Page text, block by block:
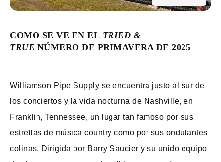
COMO SE VE EN EL TRIED &
TRUE NÚMERO DE PRIMAVERA DE 2025
Williamson Pipe Supply se encuentra justo al sur de
los conciertos y la vida nocturna de Nashville, en
Franklin, Tennessee, un lugar tan famoso por sus
estrellas de música country como por sus ondulantes
colinas. Dirigida por Barry Saucier y su unido equipo